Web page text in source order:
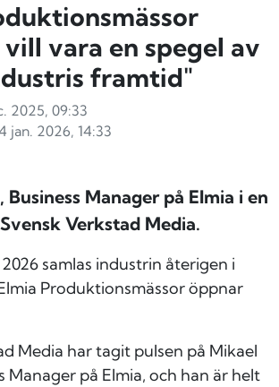
vill vara en spegel av
framtid"
2025, 09:33
jan. 2026, 14:33
Manager på Elmia i en
Verkstad Media.
samlas industrin återigen i
Produktionsmässor öppnar
Media har tagit pulsen på Mikael
Manager på Elmia, och han är helt